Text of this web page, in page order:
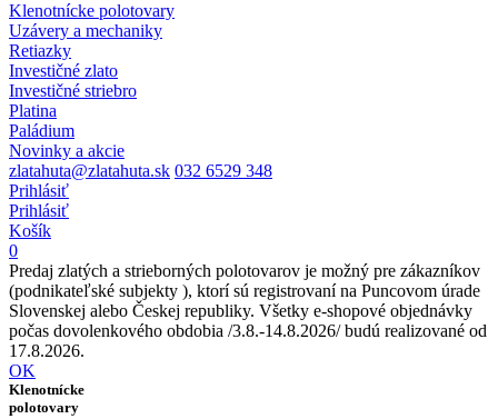
Klenotnícke polotovary
Uzávery a mechaniky
Retiazky
Investičné zlato
Investičné striebro
Platina
Paládium
Novinky a akcie
zlatahuta@zlatahuta.sk 032 6529 348
Prihlásiť
Prihlásiť
Košík
0
Predaj zlatých a strieborných polotovarov je možný pre zákazníkov
(podnikateľské subjekty ), ktorí sú registrovaní na Puncovom úrade
Slovenskej alebo Českej republiky. Všetky e-shopové objednávky
počas dovolenkového obdobia /3.8.-14.8.2026/ budú realizované od
17.8.2026.
OK
Klenotnícke
polotovary